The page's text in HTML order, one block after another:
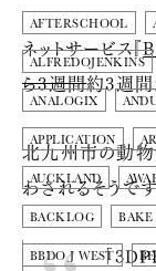
AFTERSCHOOL
ALFREDOJENKINS
ANALOGIX
APPLICATION AR
AUCKLAND
BACKLOG BAKE
BBDO J WEST
ネットサービス『
ら3週間約3週間
北九州市の動
わされるそうで
「